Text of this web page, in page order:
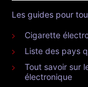
Les guides pour
Cigarette
Liste des pays
Tout savoir sur
électronique